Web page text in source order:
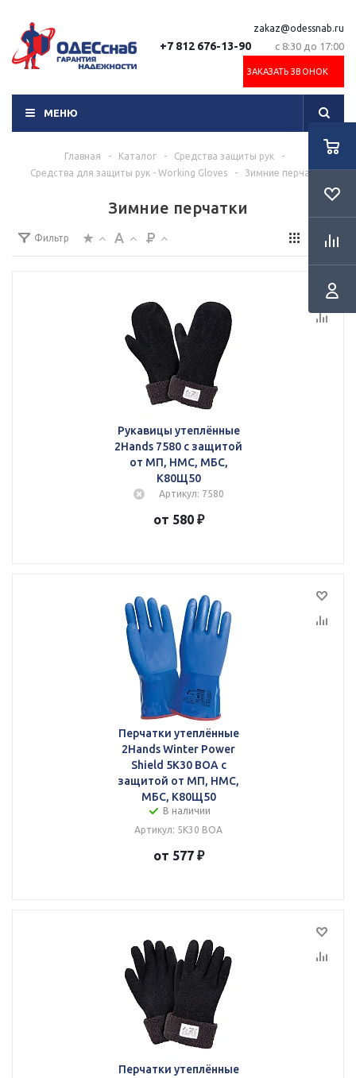
+7 812 676-13-90
zakaz@odessnab.ru
с 8:30 до 17:00
ЗАКАЗАТЬ ЗВОНОК
МЕНЮ
Главная - Каталог - Средства защиты рук
-
Средства для защиты рук - Working Gloves
- Зимние перчатки
Зимние перчатки
Фильтр
Рукавицы утеплённые
2Hands 7580 с защитой
от МП, НМС, МБС,
К80Щ50
Артикул: 7580
от 580 ₽
Перчатки утеплённые
2Hands Winter Power
Shield 5K30 BOA с
защитой от МП, НМС,
МБС, К80Щ50
В наличии
Артикул: 5К30 BOA
от 577 ₽
Перчатки утеплённые